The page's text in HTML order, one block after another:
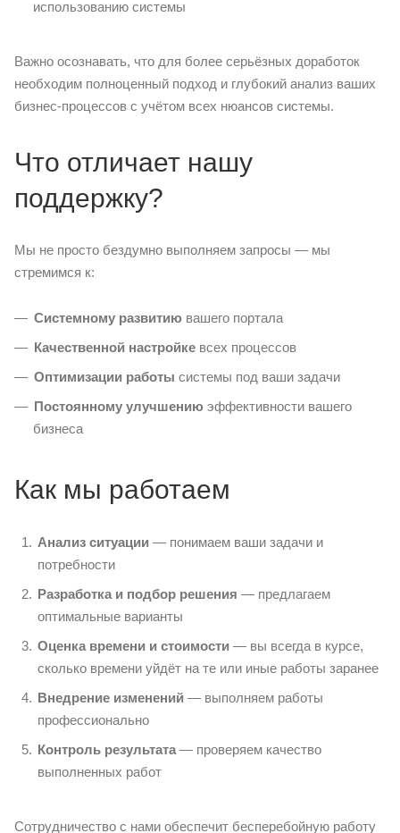
использованию системы
Важно осознавать, что для более серьёзных доработок
необходим полноценный подход и глубокий анализ ваших
бизнес-процессов с учётом всех нюансов системы.
Что отличает нашу
поддержку?
Мы не просто бездумно выполняем запросы — мы
стремимся к:
Системному развитию вашего портала
Качественной настройке всех процессов
Оптимизации работы системы под ваши задачи
Постоянному улучшению эффективности вашего
бизнеса
Как мы работаем
Анализ ситуации — понимаем ваши задачи и
потребности
Разработка и подбор решения — предлагаем
оптимальные варианты
Оценка времени и стоимости — вы всегда в курсе,
сколько времени уйдёт на те или иные работы заранее
Внедрение изменений — выполняем работы
профессионально
Контроль результата — проверяем качество
выполненных работ
Сотрудничество с нами обеспечит бесперебойную работу